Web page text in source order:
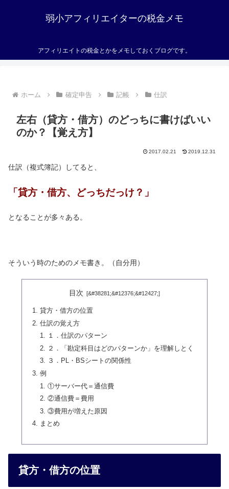
弱小アフィリエイターの税金メモ
アフィリエイトの税金とかをメモしておくブログです。
ホーム 確定申告 記帳 仕訳
左右（貸方・借方）のどっちに書けばいい
のか？【覚え方】
2017.02.21 2019.12.31
仕訳（複式簿記）してると、
「貸方・借方、どっちだっけ？」
となることが多々ある。
そういう時のためのメモ書き。（自分用）
目次
貸方・借方の位置
仕訳の覚え方
１．仕訳のパターン
２．「勘定科目はどのパターンか」を理解しとく
３．PL・BSシートの関係性
例
①サーバー代＝通信費
②通信費＝費用
③費用が増えた原因
まとめ
貸方・借方の位置